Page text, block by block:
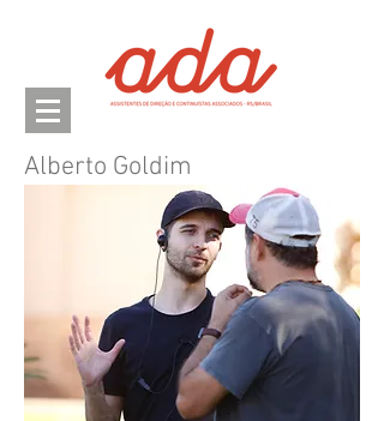
Alberto Goldim